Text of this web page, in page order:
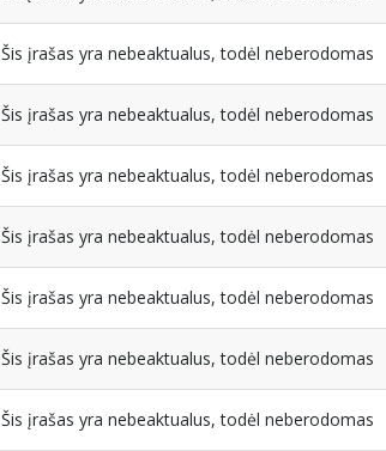
Šis įrašas yra nebeaktualus, todėl neberodomas
Šis įrašas yra nebeaktualus, todėl neberodomas
Šis įrašas yra nebeaktualus, todėl neberodomas
Šis įrašas yra nebeaktualus, todėl neberodomas
Šis įrašas yra nebeaktualus, todėl neberodomas
Šis įrašas yra nebeaktualus, todėl neberodomas
Šis įrašas yra nebeaktualus, todėl neberodomas